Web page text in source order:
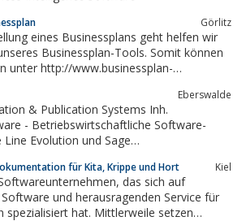
Görlitz
eines Businessplans geht helfen wir
Businessplan-Tools. Somit können
unter http://www.businessplan-
Eberswalde
& Publication Systems Inh.
- Betriebswirtschaftliche Software-
Evolution und Sage
für Kita, Krippe und Hort Kiel
das sich auf
und herausragenden Service für
spezialisiert hat. Mittlerweile setzen